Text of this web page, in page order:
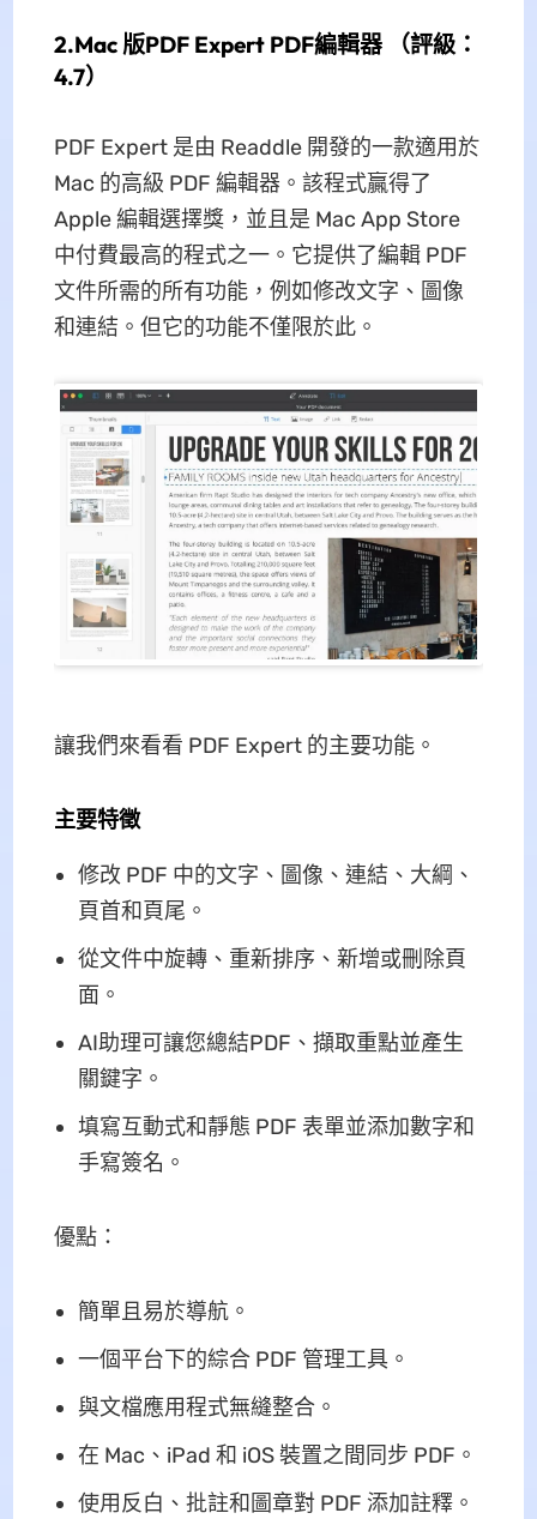
2.Mac 版PDF Expert PDF編輯器 （評級：
4.7）
PDF Expert 是由 Readdle 開發的一款適用於
Mac 的高級 PDF 編輯器。該程式贏得了
Apple 編輯選擇獎，並且是 Mac App Store
中付費最高的程式之一。它提供了編輯 PDF
文件所需的所有功能，例如修改文字、圖像
和連結。但它的功能不僅限於此。
讓我們來看看 PDF Expert 的主要功能。
主要特徵
修改 PDF 中的文字、圖像、連結、大綱、
頁首和頁尾。
從文件中旋轉、重新排序、新增或刪除頁
面。
AI助理可讓您總結PDF、擷取重點並產生
關鍵字。
填寫互動式和靜態 PDF 表單並添加數字和
手寫簽名。
優點：
簡單且易於導航。
一個平台下的綜合 PDF 管理工具。
與文檔應用程式無縫整合。
在 Mac、iPad 和 iOS 裝置之間同步 PDF。
使用反白、批註和圖章對 PDF 添加註釋。